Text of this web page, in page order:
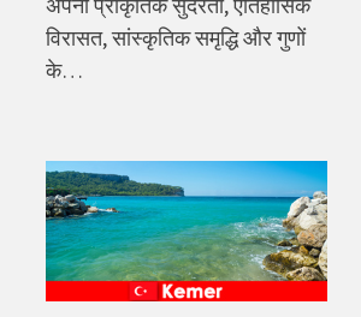
विरासत, सांस्कृतिक समृद्धि और गुणों
के…